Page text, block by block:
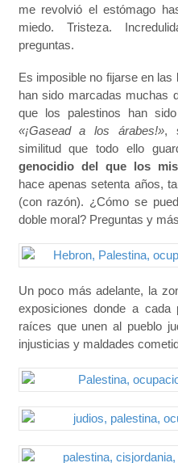
me revolvió el estómago
miedo. Tristeza.
preguntas.
Es imposible no fijarse en las
han sido marcadas muchas
que los palestinos han
«¡Gasead a los árabes!»,
similitud que todo ello
genocidio del que los
hace apenas setenta años,
(con razón). ¿Cómo se
doble moral? Preguntas y
Un poco más adelante, la
exposiciones donde a
raíces que unen al pueblo
injusticias y maldades